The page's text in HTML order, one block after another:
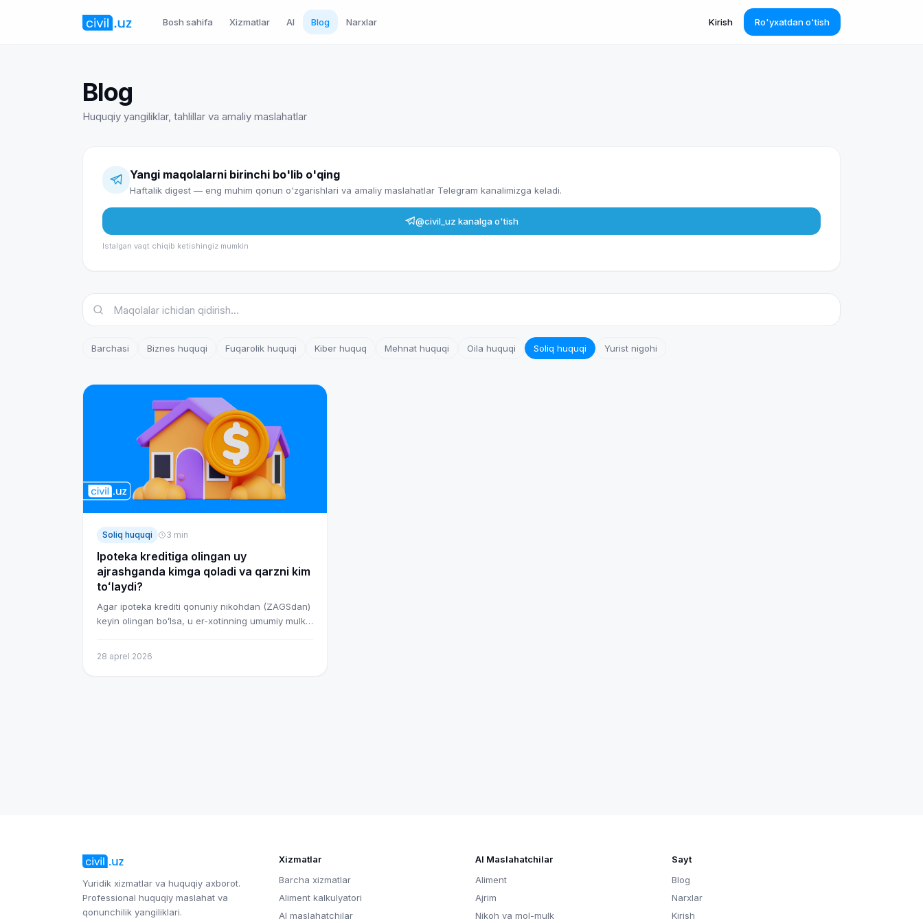
Bosh sahifa Xizmatlar AI Blog Narxlar Kirish Ro'yxatdan o'tish
Blog
Huquqiy yangiliklar, tahlillar va amaliy maslahatlar
Yangi maqolalarni birinchi bo'lib o'qing
Haftalik digest — eng muhim qonun o'zgarishlari va amaliy maslahatlar Telegram kanalimizga keladi.
@civil_uz kanalga o'tish
Istalgan vaqt chiqib ketishingiz mumkin
Barchasi Biznes huquqi Fuqarolik huquqi Kiber huquq Mehnat huquqi Oila huquqi Soliq huquqi Yurist nigohi
Soliq huquqi 3 min
Ipoteka kreditiga olingan uy
ajrashganda kimga qoladi va qarzni kim
toʻlaydi?
Agar ipoteka krediti qonuniy nikohdan (ZAGSdan)
keyin olingan boʻlsa, u er-xotinning umumiy mulki
teng boʻlinsa, hali toʻlanmagan kredit qarzi ham
28 aprel 2026
Yuridik xizmatlar va huquqiy axborot.
Professional huquqiy maslahat va
qonunchilik yangiliklari.
Xizmatlar
Barcha xizmatlar
Aliment kalkulyatori
AI maslahatchilar
AI Maslahatchilar
Aliment
Ajrim
Nikoh va mol-mulk
Sayt
Blog
Narxlar
Kirish